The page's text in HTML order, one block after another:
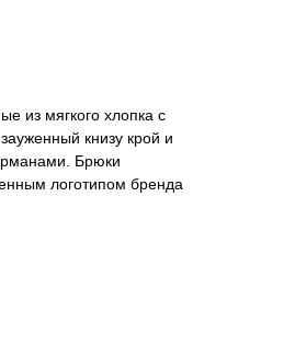
из мягкого хлопка с
книзу крой и
Брюки
логотипом бренда